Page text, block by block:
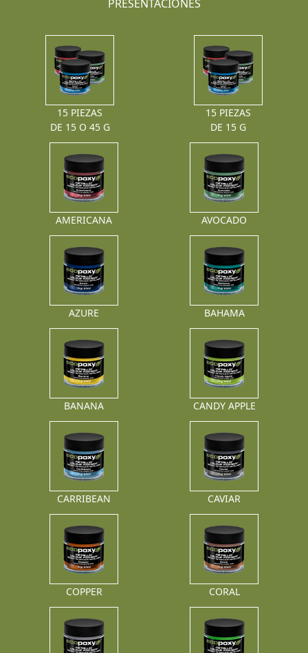
PRESENTACIONES
15 PIEZAS
DE 15 O 45 G
15 PIEZAS
DE 15 G
AMERICANA AVOCADO
AZURE BAHAMA
BANANA CANDY APPLE
CARRIBEAN CAVIAR
COPPER CORAL